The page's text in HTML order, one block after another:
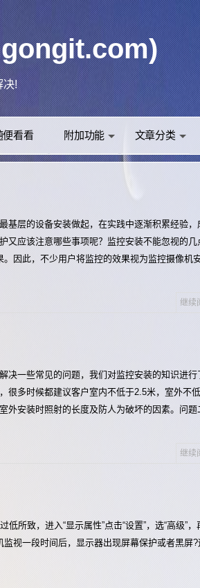
问！
决!
便看看 附加功能 文章分类
基层的设备安装做起，在实践中逐渐积累经验，
应该注意哪些事项呢？监控安装不能忽视的几
因此，不少用户将监控的效果视为监控摄像机
继续
决一些常见的问题，我们对监控安装的知识进行
很多时候都建议客户室内不低于2.5米，室外不
安装时照射的长度及防人为破坏的因素。问题
继续
所致，进入“显示属性”点击“设置”，选“高级”，
视一段时间后，显示器出现屏幕保护或者黑屏?
更多资讯 关注微信公众号：办